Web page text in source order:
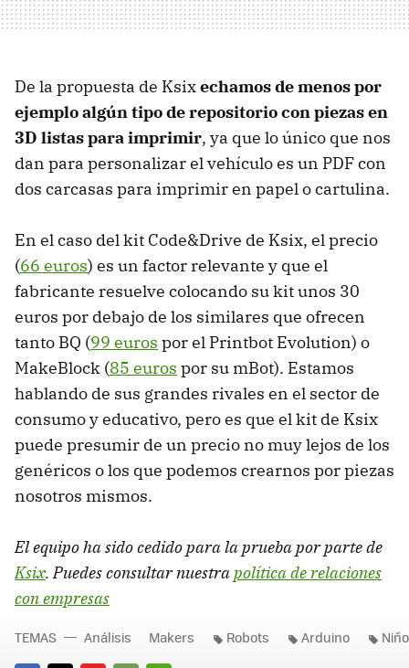
De la propuesta de Ksixechamos de menos por
ejemplo algún tipo de repositorio con piezas en
3D listas para imprimir, ya que lo único que nos
dan para personalizar el vehículo es un PDF con
dos carcasas para imprimir en papel o cartulina.
En el caso del kit Code&Drive de Ksix, el precio
(66 euros) es un factor relevante y que el
fabricante resuelve colocando su kit unos 30
euros por debajo de los similares que ofrecen
tanto BQ (99 euros por el Printbot Evolution) o
MakeBlock (85 euros por su mBot). Estamos
hablando de sus grandes rivales en el sector de
consumo y educativo, pero es que el kit de Ksix
puede presumir de un precio no muy lejos de los
genéricos o los que podemos crearnos por piezas
nosotros mismos.
El equipo ha sido cedido para la prueba por parte de
Ksix. Puedes consultar nuestrapolítica de relaciones
con empresas
TEMAS Análisis Makers Robots Arduino